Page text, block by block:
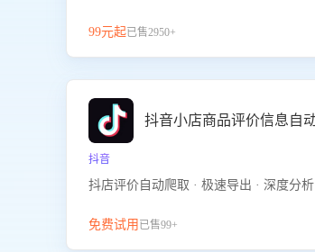
99元起已售2950+
抖音
抖店评价自动爬取 · 极速导出 · 深度分析
免费试用 已售99+